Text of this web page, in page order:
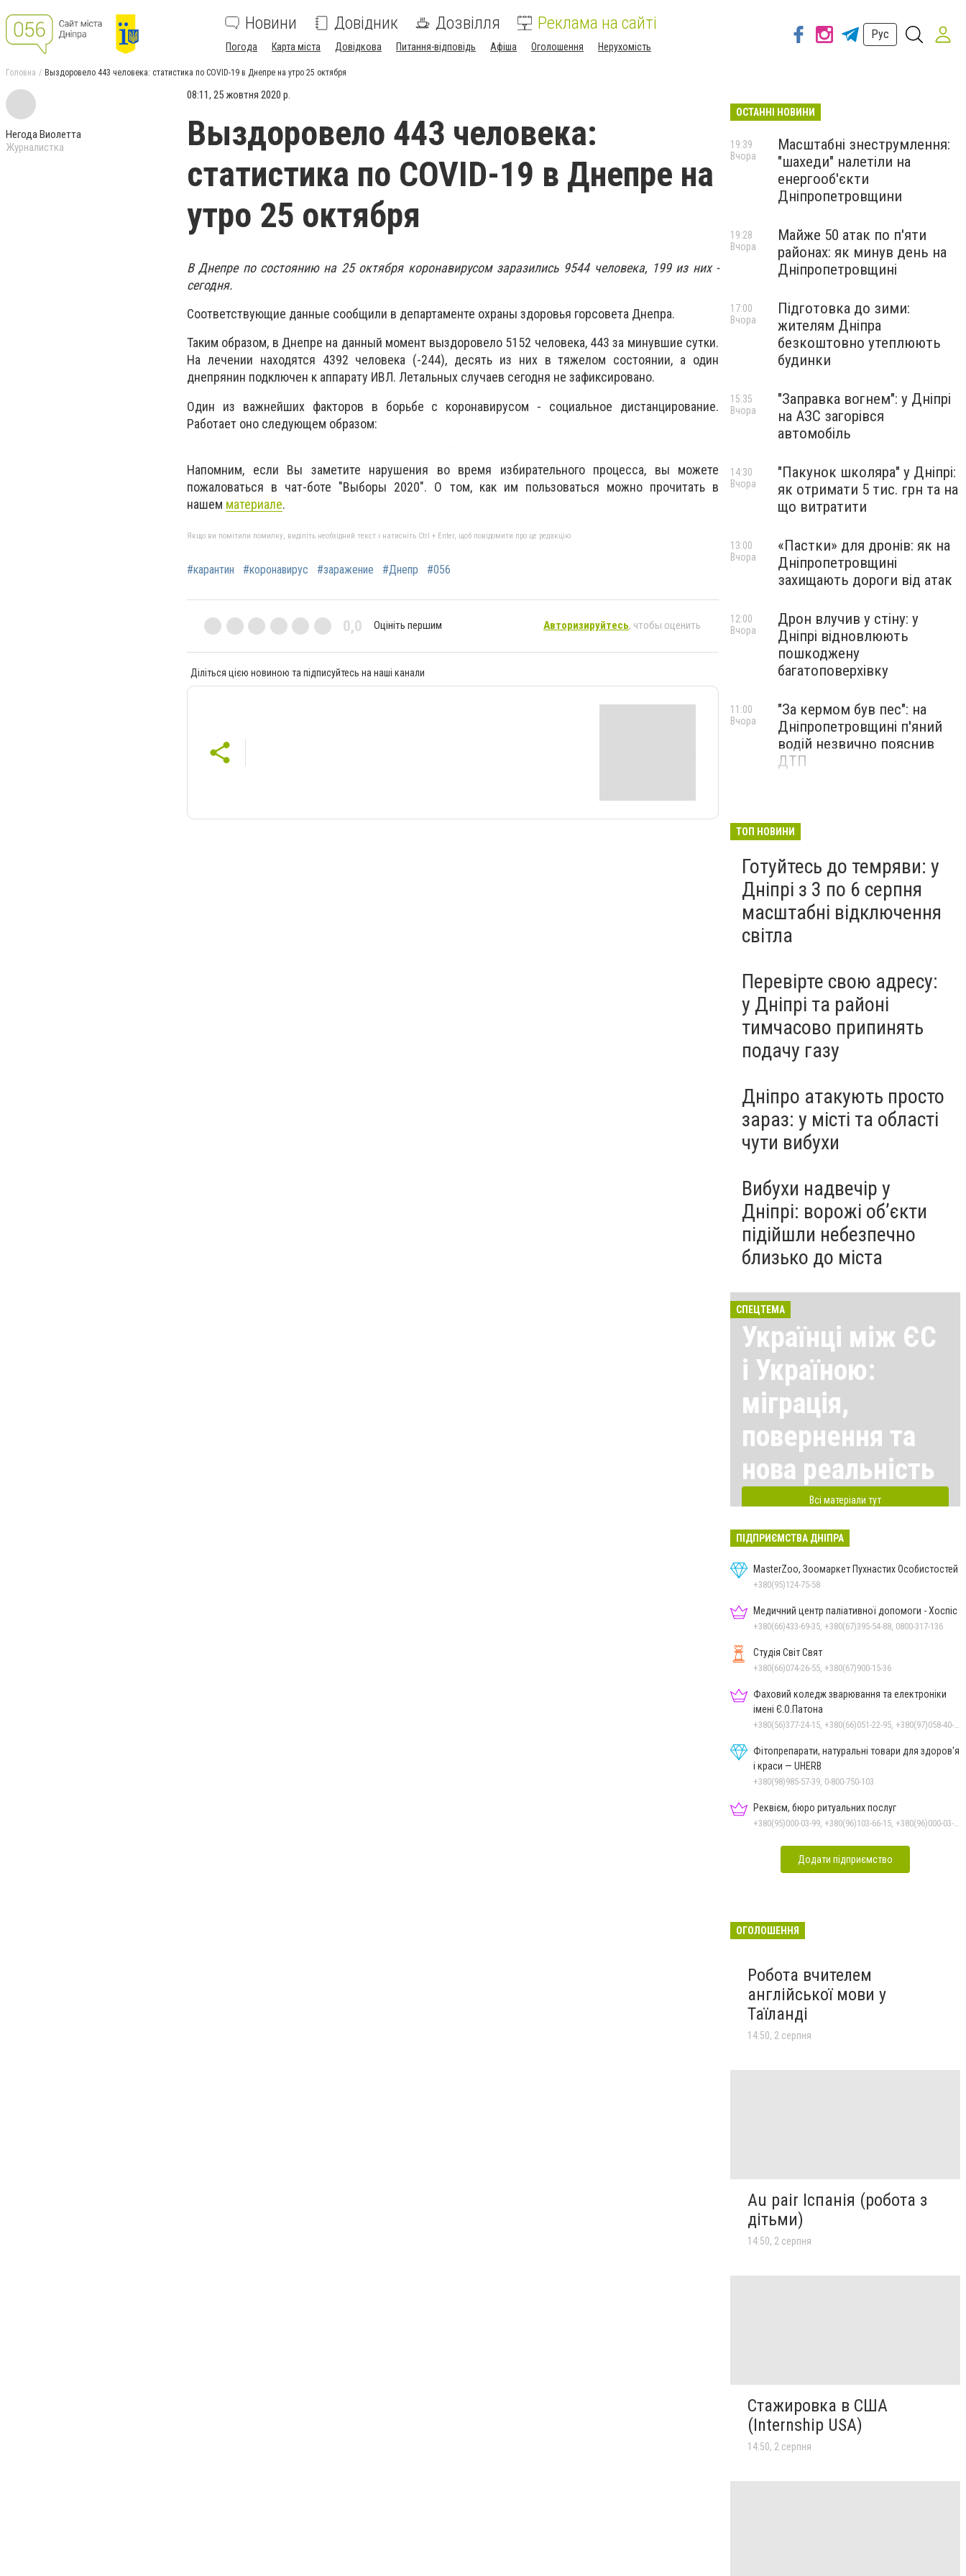
Новини Довідник Дозвілля Реклама на сайті
Погода Карта міста Довідкова Питання-відповідь Афіша Оголошення Нерухомість
Рус
Головна Выздоровело 443 человека: статистика по COVID-19 в Днепре на утро 25 октября
Негода Виолетта
Журналистка
08:11, 25 жовтня 2020 р.
Выздоровело 443 человека:
статистика по COVID-19 в Днепре на
утро 25 октября
В Днепре по состоянию на 25 октября коронавирусом заразились 9544 человека, 199 из них -
сегодня.
Соответствующие данные сообщили в департаменте охраны здоровья горсовета Днепра.
Таким образом, в Днепре на данный момент выздоровело 5152 человека, 443 за минувшие сутки.
На лечении находятся 4392 человека (-244), десять из них в тяжелом состоянии, а один
днепрянин подключен к аппарату ИВЛ. Летальных случаев сегодня не зафиксировано.
Один из важнейших факторов в борьбе с коронавирусом - социальное дистанцирование.
Работает оно следующем образом:
Напомним, если Вы заметите нарушения во время избирательного процесса, вы можете
пожаловаться в чат-боте "Выборы 2020". О том, как им пользоваться можно прочитать в
нашем материале.
Якщо ви помітили помилку, виділіть необхідний текст і натисніть Ctrl + Enter, щоб повідомити про це редакцію
#карантин #коронавирус #заражение #Днепр #056
0,0 Оцініть першим Авторизируйтесь, чтобы оценить
Діліться цією новиною та підписуйтесь на наші канали
ОСТАННІ НОВИНИ
Масштабні знеструмлення:
"шахеди" налетіли на
енергооб'єкти
Дніпропетровщини
19:39
Вчора
Майже 50 атак по п'яти
районах: як минув день на
Дніпропетровщині
19:28
Вчора
Підготовка до зими:
жителям Дніпра
безкоштовно утеплюють
будинки
17:00
Вчора
"Заправка вогнем": у Дніпрі
на АЗС загорівся
автомобіль
15:35
Вчора
"Пакунок школяра" у Дніпрі:
як отримати 5 тис. грн та на
що витратити
14:30
Вчора
«Пастки» для дронів: як на
Дніпропетровщині
захищають дороги від атак
13:00
Вчора
Дрон влучив у стіну: у
Дніпрі відновлюють
пошкоджену
багатоповерхівку
12:00
Вчора
"За кермом був пес": на
Дніпропетровщині п'яний
водій незвично пояснив
ДТП
11:00
Вчора
ТОП НОВИНИ
Готуйтесь до темряви: у
Дніпрі з 3 по 6 серпня
масштабні відключення
світла
Перевірте свою адресу:
у Дніпрі та районі
тимчасово припинять
подачу газу
Дніпро атакують просто
зараз: у місті та області
чути вибухи
Вибухи надвечір у
Дніпрі: ворожі об’єкти
підійшли небезпечно
близько до міста
СПЕЦТЕМА
Українці між ЄС
і Україною:
міграція,
повернення та
нова реальність
Всі матеріали тут
ПІДПРИЄМСТВА ДНІПРА
MasterZoo, Зоомаркет Пухнастих Особистостей
+380(95)124-75-58
Медичний центр паліативної допомоги - Хоспіс
+380(66)433-69-35, +380(67)395-54-88, 0800-317-136
Студія Світ Свят
+380(66)074-26-55, +380(67)900-15-36
Фаховий коледж зварювання та електроніки
імені Є.О.Патона
Фітопрепарати, натуральні товари для здоров'я
і краси — UHERB
+380(98)985-57-39, 0-800-750-103
Реквієм, бюро ритуальних послуг
Додати підприємство
ОГОЛОШЕННЯ
Робота вчителем
англійської мови у
Таїланді
14:50, 2 серпня
Au pair Іспанія (робота з
дітьми)
14:50, 2 серпня
Стажировка в США
(Internship USA)
14:50, 2 серпня